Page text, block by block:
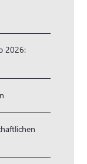
2026: